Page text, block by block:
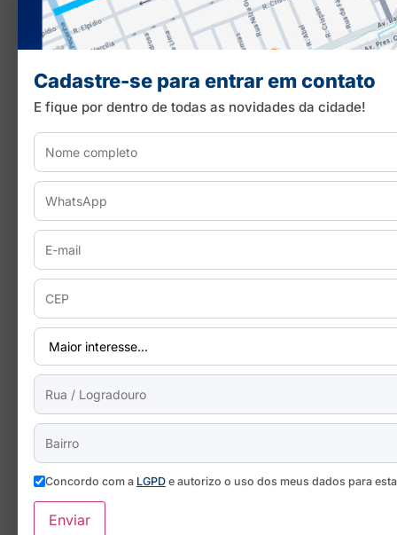
Cadastre-se para entrar em contato
E fique por dentro de todas as novidades da cidade!
Concordo com a LGPD e autorizo o uso dos meus dados para
Enviar